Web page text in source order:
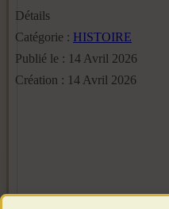
Détails
Catégorie : HISTOIRE
Publié le : 14 Avril 2026
Création : 14 Avril 2026